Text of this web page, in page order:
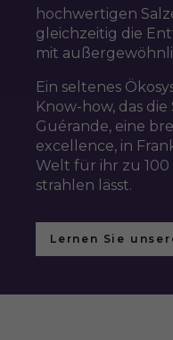
hochwertigen
gleichzeitig die
mit
Ein seltenes
Know-how, das
Guérande, eine
excellence, in
Welt für ihr zu 100
strahlen lässt.
Lernen Sie